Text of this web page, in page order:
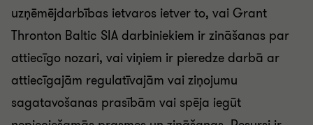
uzņēmējdarbības ietvaros ietver to, vai Grant
Thronton Baltic SIA darbiniekiem ir zināšanas par
attiecīgo nozari, vai viņiem ir pieredze darbā ar
attiecīgajām regulatīvajām vai ziņojumu
sagatavošanas prasībām vai spēja iegūt